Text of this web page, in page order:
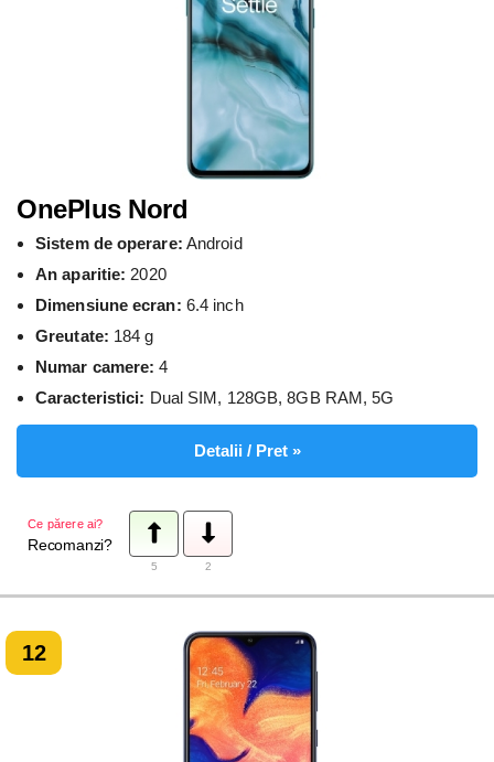
OnePlus Nord
Sistem de operare: Android
An aparitie: 2020
Dimensiune ecran: 6.4 inch
Greutate: 184 g
Numar camere: 4
Caracteristici: Dual SIM, 128GB, 8GB RAM, 5G
Detalii / Pret »
Ce părere ai?
Recomanzi?
5 2
12